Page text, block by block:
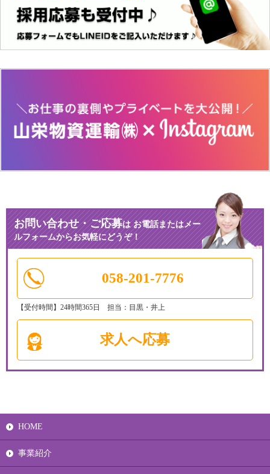
お問い合わせ・ご応募はお電話またはメー
ルフォームからお気軽にどうぞ！
058-201-7776
【受付時間】24時間365日 担当：目黒・井上
求人へ応募
HOME
事業紹介